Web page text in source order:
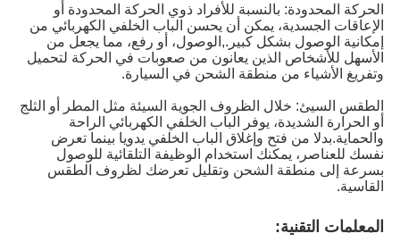
الحركة المحدودة: بالنسبة للأفراد ذوي الحركة المحدودة أو
الإعاقات الجسدية، يمكن أن يحسن الباب الخلفي الكهربائي من
إمكانية الوصول بشكل كبير.,الوصول، أو رفع، مما يجعل من
الأسهل للأشخاص الذين يعانون من صعوبات في الحركة لتحميل
وتفريغ الأشياء من منطقة الشحن في السيارة.
الطقس السيئ: خلال الظروف الجوية السيئة مثل المطر أو الثلج
أو الحرارة الشديدة، يوفر الباب الخلفي الكهربائي الراحة
والحماية.بدلا من فتح وإغلاق الباب الخلفي يدويا بينما تعرض
نفسك للعناصر، يمكنك استخدام الوظيفة التلقائية للوصول
بسرعة إلى منطقة الشحن وتقليل تعرضك لظروف الطقس
القاسية.
المعلمات التقنية: